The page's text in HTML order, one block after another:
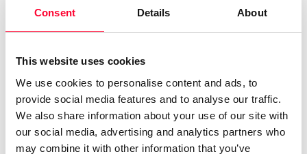
Consent Details About
This website uses cookies
We use cookies to personalise content and ads, to
provide social media features and to analyse our traffic.
We also share information about your use of our site with
our social media, advertising and analytics partners who
may combine it with other information that you’ve
del uso de las nuevas tecnologías, también mágicas a su
pueden disfrutar de ellos.
Las conexiones, nutrirse de ellas, es lo que da lugar al arte.
Después de apasionarme por el dibujo y la pintura, vino el
videoarte, la vídeo-danza, el cine. Las historias y la poesía.